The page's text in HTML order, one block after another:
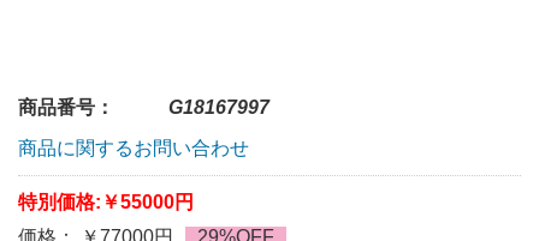
商品番号：
G18167997
商品に関するお問い合わせ
特別価格: ￥55000円
価格： ￥77000円
29%OFF